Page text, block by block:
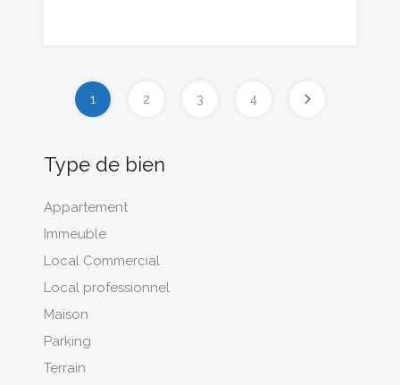
1 2 3 4
Type de bien
Appartement
Immeuble
Local Commercial
Local professionnel
Maison
Parking
Terrain